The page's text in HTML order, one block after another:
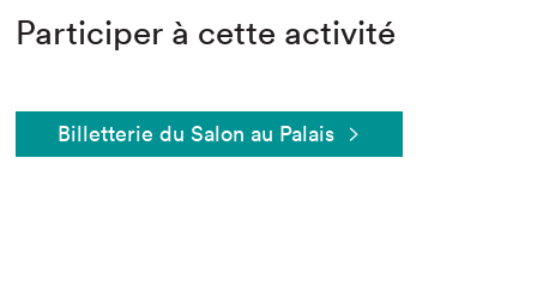
Participer à cette activité
Billetterie du Salon au Palais